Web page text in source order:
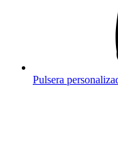
Pulsera